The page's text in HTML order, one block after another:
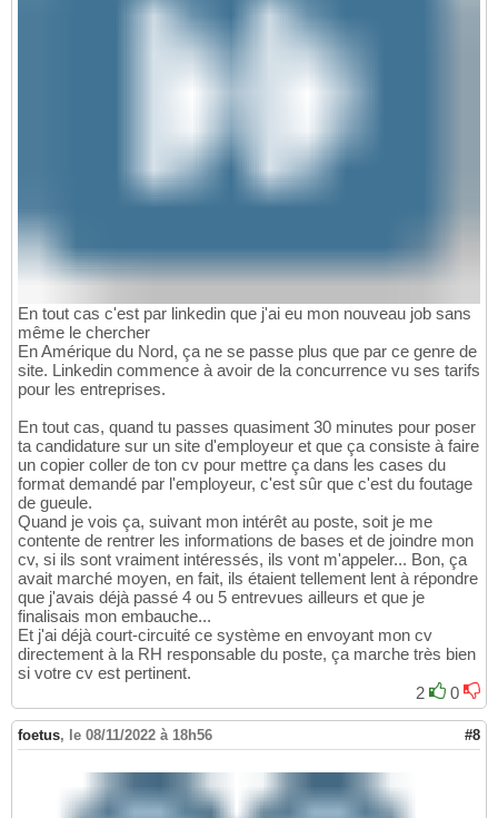
En tout cas c'est par linkedin que j'ai eu mon nouveau job sans
même le chercher
En Amérique du Nord, ça ne se passe plus que par ce genre de
site. Linkedin commence à avoir de la concurrence vu ses tarifs
pour les entreprises.
En tout cas, quand tu passes quasiment 30 minutes pour poser
ta candidature sur un site d'employeur et que ça consiste à faire
un copier coller de ton cv pour mettre ça dans les cases du
format demandé par l'employeur, c'est sûr que c'est du foutage
de gueule.
Quand je vois ça, suivant mon intérêt au poste, soit je me
contente de rentrer les informations de bases et de joindre mon
cv, si ils sont vraiment intéressés, ils vont m'appeler... Bon, ça
avait marché moyen, en fait, ils étaient tellement lent à répondre
que j'avais déjà passé 4 ou 5 entrevues ailleurs et que je
finalisais mon embauche...
Et j'ai déjà court-circuité ce système en envoyant mon cv
directement à la RH responsable du poste, ça marche très bien
si votre cv est pertinent.
2
0
foetus, le 08/11/2022 à 18h56 #8